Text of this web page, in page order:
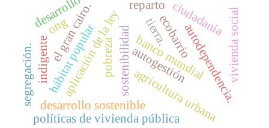
sostenibilidad
desarrollo sostenible
ecobarrio
banco mundial
políticas de vivienda pública
aplicación de la ley
hábitat popular autodependencia.
vivienda social
autogestión
segregación. agricultura urbana
ciudadanía
pobreza
indigenteel gran cairo. reparto
desarrollo
tierra.
ong